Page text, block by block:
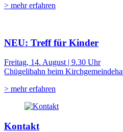
> mehr erfahren
NEU: Treff für Kinder
Freitag, 14. August | 9.30 Uhr
Chügelibahn beim
> mehr erfahren
Kontakt